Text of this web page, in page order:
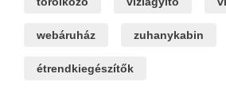
webáruház zuhanykabin
étrendkiegészítők